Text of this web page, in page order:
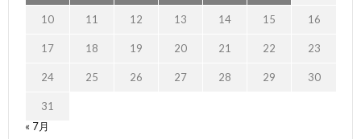
10 11 12 13 14 15 16
17 18 19 20 21 22 23
24 25 26 27 28 29 30
31
« 7月